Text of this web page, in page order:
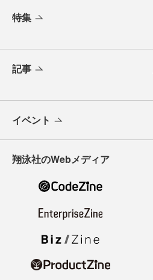
特集
記事
イベント
翔泳社のWebメディア